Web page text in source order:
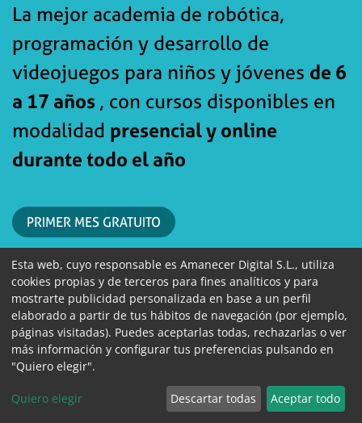
La mejor academia de robótica,
programación y desarrollo de
videojuegos para niños y jóvenes de 6
a 17 años , con cursos disponibles en
modalidad presencial y online
durante todo el año
PRIMER MES GRATUITO
¡INSCRÍBETE YA!
Esta web, cuyo responsable es Amanecer Digital S.L., utiliza
cookies propias y de terceros para fines analíticos y para
mostrarte publicidad personalizada en base a un perfil
elaborado a partir de tus hábitos de navegación (por ejemplo,
páginas visitadas). Puedes aceptarlas todas, rechazarlas o ver
más información y configurar tus preferencias pulsando en
"Quiero elegir".
Quiero elegir Descartar todas Aceptar todo